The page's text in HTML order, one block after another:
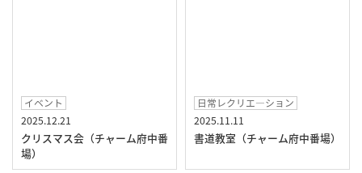
イベント
2025.12.21
クリスマス会（チャーム府中番
場）
日常レクリエ―ション
2025.11.11
書道教室（チャーム府中番場）